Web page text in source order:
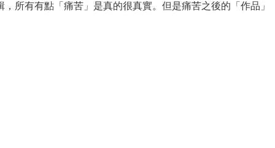
所有有點「痛苦」是真的很真實。但是痛苦之後的「作品」